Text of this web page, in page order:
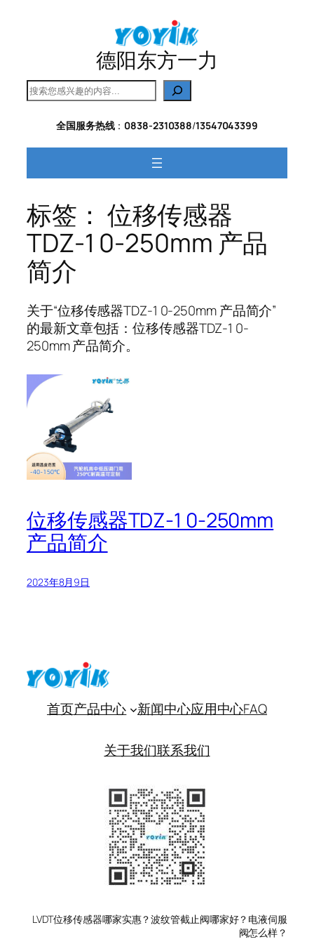
德阳东方一力
搜
索
全国服务热线： 0838-2310388/13547043399
标签： 位移传感器
TDZ-1 0-250mm 产品
简介
关于“位移传感器TDZ-1 0-250mm 产品简介”
的最新文章包括：位移传感器TDZ-1 0-
250mm 产品简介。
位移传感器TDZ-1 0-250mm
产品简介
2023年8月9日
首页产品中心 新闻中心应用中心FAQ
关于我们联系我们
LVDT位移传感器哪家实惠？波纹管截止阀哪家好？电液伺服
阀怎么样？